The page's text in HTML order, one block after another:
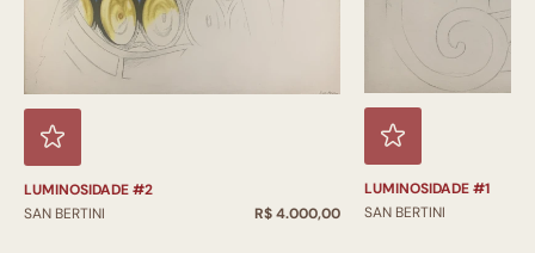
LUMINOSIDADE #2
SAN BERTINI
R$ 4.000,00
LUMINOSIDADE #1
SAN BERTINI